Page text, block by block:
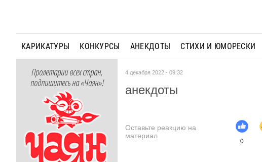
КАРИКАТУРЫ КОНКУРСЫ АНЕКДОТЫ СТИХИ И ЮМОРЕСКИ
Пролетарии всех стран,
подпишитесь на «Чаян»!
4 декабря 2022 - 09:32
анекдоты
Оставьте реакцию на
материал
0